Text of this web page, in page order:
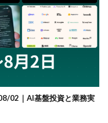
02｜AI基盤投資と業務実